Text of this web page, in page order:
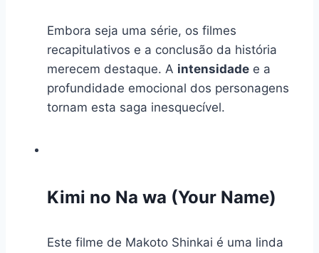
Embora seja uma série, os filmes
recapitulativos e a conclusão da história
merecem destaque. A intensidade e a
profundidade emocional dos personagens
tornam esta saga inesquecível.
Kimi no Na wa (Your Name)
Este filme de Makoto Shinkai é uma linda